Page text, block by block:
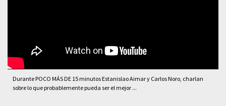
Durante POCO MÁS DE 15 minutos Estanislao Aimar y Carlos Noro, charlan
sobre lo que probablemente pueda ser el mejor ...